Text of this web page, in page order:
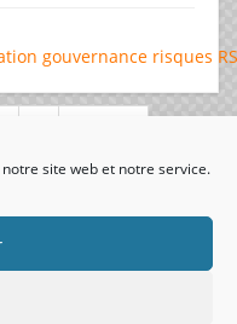
site web et notre service.
gouvernance risques